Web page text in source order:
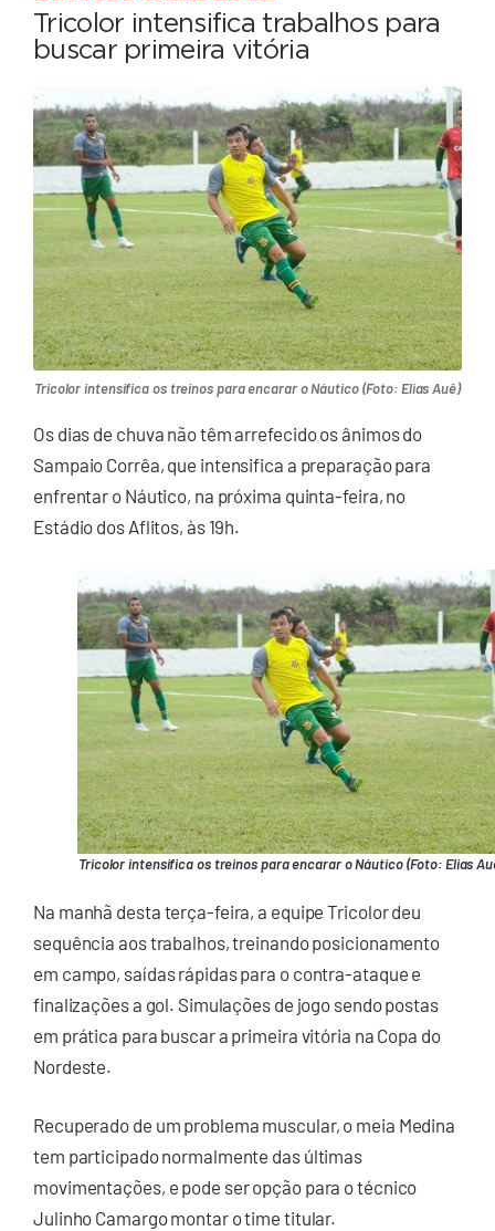
Tricolor intensifica trabalhos para
buscar primeira vitória
Tricolor intensifica os treinos para encarar o Náutico (Foto: Elias Auê)
Os dias de chuva não têm arrefecido os ânimos do
Sampaio Corrêa, que intensifica a preparação para
enfrentar o Náutico, na próxima quinta-feira, no
Estádio dos Aflitos, às 19h.
Tricolor intensifica os treinos para encarar o Náutico (Foto: Elias
Na manhã desta terça-feira, a equipe Tricolor deu
sequência aos trabalhos, treinando posicionamento
em campo, saídas rápidas para o contra-ataque e
finalizações a gol. Simulações de jogo sendo postas
em prática para buscar a primeira vitória na Copa do
Nordeste.
Recuperado de um problema muscular, o meia Medina
tem participado normalmente das últimas
movimentações, e pode ser opção para o técnico
Julinho Camargo montar o time titular.